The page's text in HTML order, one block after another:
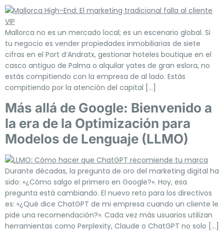
Mallorca no es un mercado local; es un escenario global. Si
tu negocio es vender propiedades inmobiliarias de siete
cifras en el Port d’Andratx, gestionar hoteles boutique en el
casco antiguo de Palma o alquilar yates de gran eslora, no
estás compitiendo con la empresa de al lado. Estás
compitiendo por la atención del capital […]
Más allá de Google: Bienvenido a
la era de la Optimización para
Modelos de Lenguaje (LLMO)
Durante décadas, la pregunta de oro del marketing digital ha
sido: «¿Cómo salgo el primero en Google?». Hoy, esa
pregunta está cambiando. El nuevo reto para los directivos
es: «¿Qué dice ChatGPT de mi empresa cuando un cliente le
pide una recomendación?». Cada vez más usuarios utilizan
herramientas como Perplexity, Claude o ChatGPT no solo […]